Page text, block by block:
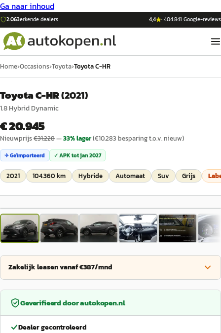
Ga naar inhoud
2.063erkende dealers 4,4 ·404.841 Google-reviews
Home›Occasions›Toyota›Toyota C-HR
Toyota C-HR(2021)
1.8 Hybrid Dynamic
€ 20.945
Nieuwprijs€31.228—33% lager(€10.283 besparing t.o.v. nieuw)
✈ Geïmporteerd ✓ APK totjan 2027
2021 104.360 km Hybride Automaat Suv Grijs
1/53
Zakelijk leasen vanaf €387/mnd
Geverifieerd doorautokopen.nl
Dealer gecontroleerd